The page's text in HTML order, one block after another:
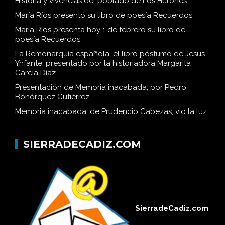
María Ríos presentó su libro de poesía Recuerdos
María Ríos presenta hoy 1 de febrero su libro de
poesía Recuerdos
La Remonarquía española, el libro póstumo de Jesús
Ynfante, presentado por la historiadora Margarita
García Díaz
Presentación de Memoria inacabada, por Pedro
Bohórquez Gutiérrez
Memoria inacabada, de Prudencio Cabezas, vio la luz
SIERRADECADIZ.COM
SierradeCadiz.com